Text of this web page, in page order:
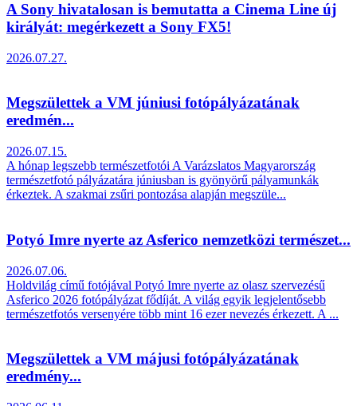
A Sony hivatalosan is bemutatta a Cinema Line új
királyát: megérkezett a Sony FX5!
2026.07.27.
Megszülettek a VM júniusi fotópályázatának
eredmén...
2026.07.15.
A hónap legszebb természetfotói A Varázslatos Magyarország
természetfotó pályázatára júniusban is gyönyörű pályamunkák
érkeztek. A szakmai zsűri pontozása alapján megszüle...
Potyó Imre nyerte az Asferico nemzetközi természet...
2026.07.06.
Holdvilág című fotójával Potyó Imre nyerte az olasz szervezésű
Asferico 2026 fotópályázat fődíját. A világ egyik legjelentősebb
természetfotós versenyére több mint 16 ezer nevezés érkezett. A ...
Megszülettek a VM májusi fotópályázatának
eredmény...